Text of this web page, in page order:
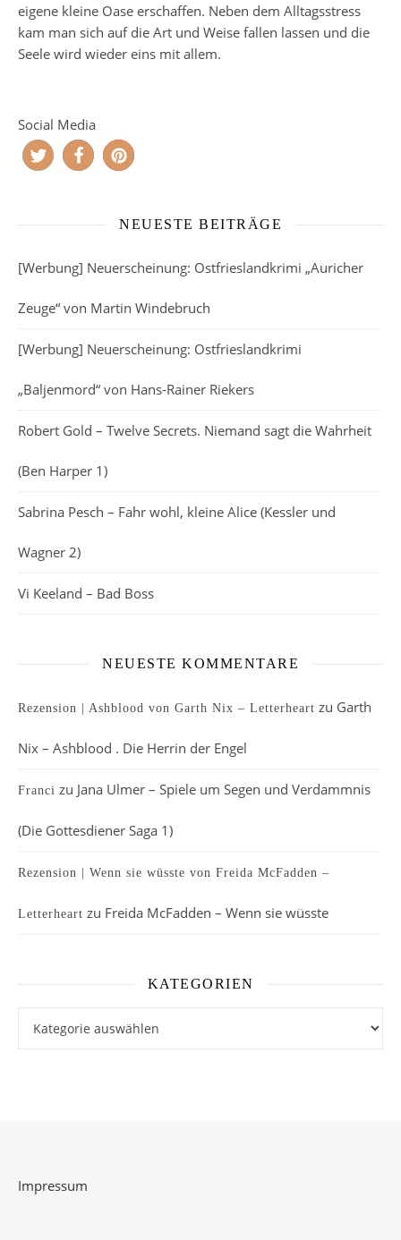
eigene kleine Oase erschaffen. Neben dem Alltagsstress
kam man sich auf die Art und Weise fallen lassen und die
Seele wird wieder eins mit allem.
Social Media
NEUESTE BEITRÄGE
[Werbung] Neuerscheinung: Ostfrieslandkrimi „Auricher
Zeuge“ von Martin Windebruch
[Werbung] Neuerscheinung: Ostfrieslandkrimi
„Baljenmord“ von Hans-Rainer Riekers
Robert Gold – Twelve Secrets. Niemand sagt die Wahrheit
(Ben Harper 1)
Sabrina Pesch – Fahr wohl, kleine Alice (Kessler und
Wagner 2)
Vi Keeland – Bad Boss
NEUESTE KOMMENTARE
Rezension | Ashblood von Garth Nix – Letterheart zu Garth
Nix – Ashblood . Die Herrin der Engel
Franci zu Jana Ulmer – Spiele um Segen und Verdammnis
(Die Gottesdiener Saga 1)
Rezension | Wenn sie wüsste von Freida McFadden –
Letterheart zu Freida McFadden – Wenn sie wüsste
KATEGORIEN
Impressum